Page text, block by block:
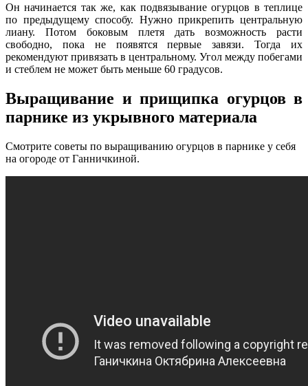
Он начинается так же, как подвязывание огурцов в теплице
по предыдущему способу. Нужно прикрепить центральную
лиану. Потом боковым плетя дать возможность расти
свободно, пока не появятся первые завязи. Тогда их
рекомендуют привязать в центральному. Угол между побегами
и стеблем не может быть меньше 60 градусов.
Выращивание и прищипка огурцов в
парнике из укрывного материала
Смотрите советы по выращиванию огурцов в парнике у себя
на огороде от Ганничкиной.